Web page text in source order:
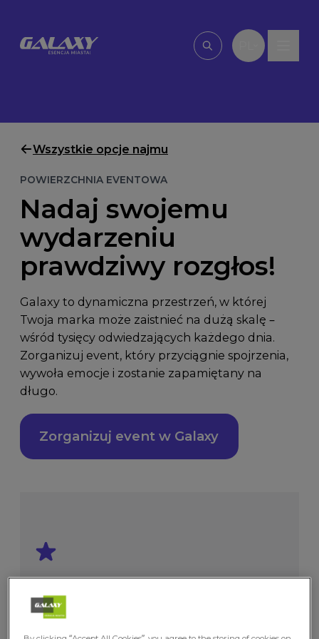
Wpisz, czego
Wszystkie opcje najmu
POWIERZCHNIA EVENTOWA
Nadaj swojemu
wydarzeniu
prawdziwy rozgłos!
Galaxy to dynamiczna przestrzeń, w której
Twoja marka może zaistnieć na dużą skalę –
wśród tysięcy odwiedzających każdego dnia.
Zorganizuj event, który przyciągnie spojrzenia,
wywoła emocje i zostanie zapamiętany na
długo.
Zorganizuj event w Galaxy
Co zyskasz,
wybierając